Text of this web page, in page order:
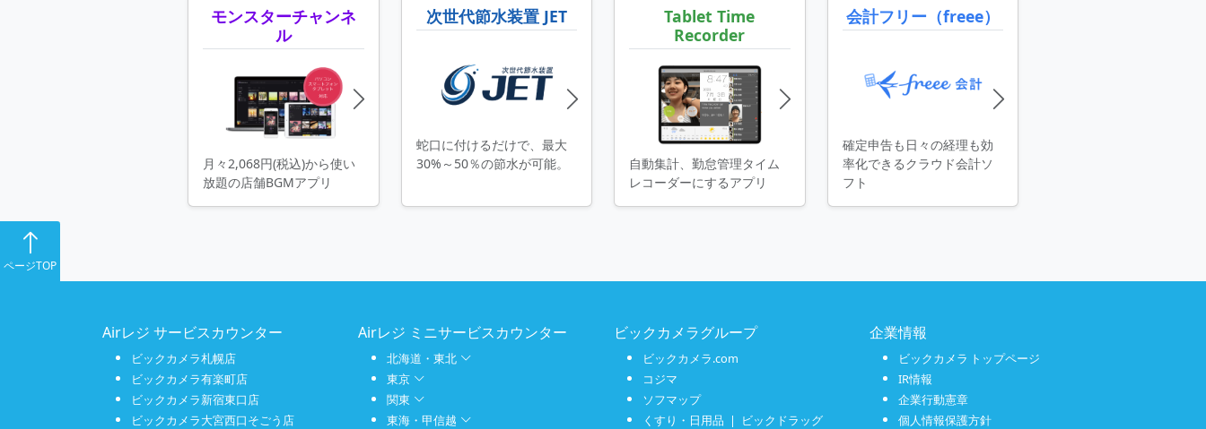
モンスターチャンネ
ル
月々2,068円(税込)から使い
放題の店舗BGMアプリ
次世代節水装置 JET
蛇口に付けるだけで、最大
30%～50％の節水が可能。
Tablet Time
Recorder
自動集計、勤怠管理タイム
レコーダーにするアプリ
会計フリー（freee）
確定申告も日々の経理も効
率化できるクラウド会計ソ
フト
ページTOP
Airレジ サービスカウンター
ビックカメラ札幌店
ビックカメラ有楽町店
ビックカメラ新宿東口店
ビックカメラ大宮西口そごう店
Airレジ ミニサービスカウンター
北海道・東北
東京
関東
東海・甲信越
ビックカメラグループ
ビックカメラ.com
コジマ
ソフマップ
くすり・日用品 | ビックドラッグ
企業情報
ビックカメラ トップページ
IR情報
企業行動憲章
個人情報保護方針